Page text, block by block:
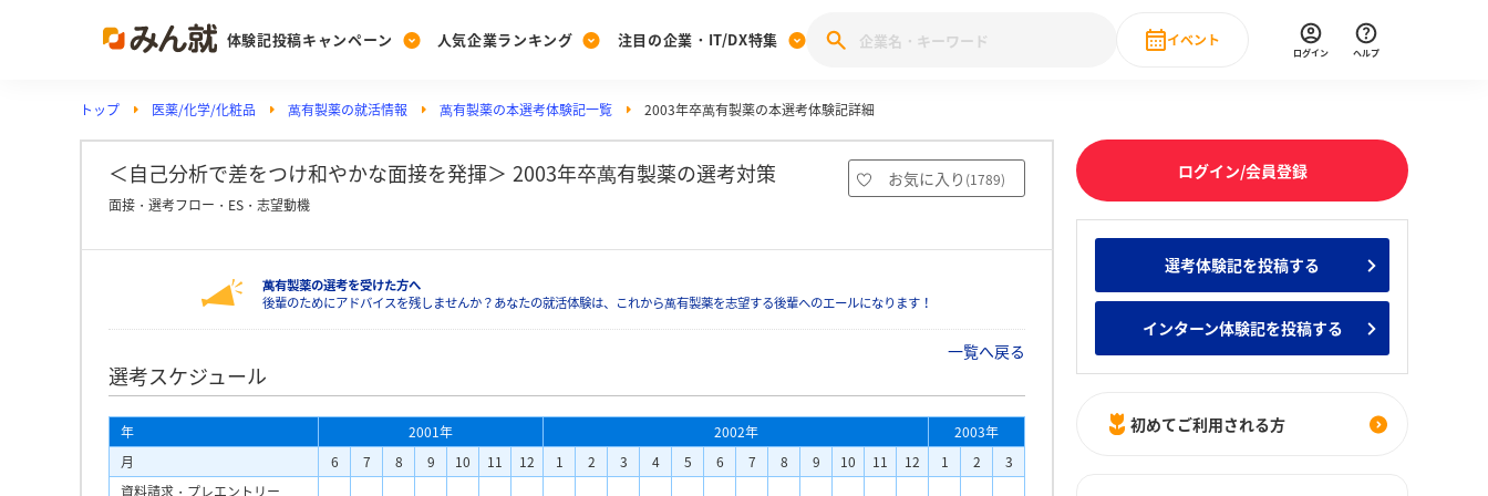
体験記投稿キャンペーン
Post
投稿する
[27卒] 本選考体験記投稿キャンペーン
人気企業ランキング
Ranking
ランキングを見る
みんなのDX企業就職ブランド調査
Vote
投票する
みんなの新卒就職人気企業ランキング みんなのインターン人気企業ランキ
注目の企業・IT/DX特集
PickUp
注目の企業特集
注目の企業特集
28卒 IT・DX現場社員インタビュー
イベント
直近のイベント一覧
ログイン ヘルプ
トップ 医薬/化学/化粧品 萬有製薬の就活情報 萬有製薬の本選考体験記一覧 2003年卒萬有製薬の本選考体験記詳細
＜自己分析で差をつけ和やかな面接を発揮＞ 2003年卒萬有製薬の選考対策 お気に入り (1789)
面接・選考フロー・ES・志望動機
萬有製薬の選考を受けた方へ
後輩のためにアドバイスを残しませんか？あなたの就活体験は、これから萬有製薬を志望する後輩へのエールになります！
一覧へ戻る
選考スケジュール
年 2001年 2002年
2003年
月
6 7 8 9 10 11 12 1 2 3 4 5 6 7 8 9 10 11 12 1 2
3
資料請求・プレエントリー
ログイン/会員登録
選考体験記を投稿する
インターン体験記を投稿する
初めてご利用される方